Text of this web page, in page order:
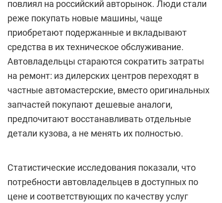
повлиял на российский авторынок. Люди стали
реже покупать новые машины, чаще
приобретают подержанные и вкладывают
средства в их техническое обслуживание.
Автовладельцы стараются сократить затраты
на ремонт: из дилерских центров переходят в
частные автомастерские, вместо оригинальных
запчастей покупают дешевые аналоги,
предпочитают восстанавливать отдельные
детали кузова, а не менять их полностью.
Статистические исследования показали, что
потребности автовладельцев в доступных по
цене и соответствующих по качеству услуг